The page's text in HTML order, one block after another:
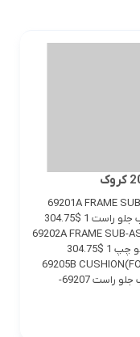
69201A FRAME
RH 69201-53010 قاب دستگیره از بیرون درب جلو راست 1 $304.75
69202A FRAME SUB-
69202-53010 قاب دستگیره از بیرون درب جلو چپ 1 $304.75
69205B
04014 2 $1.03 69207 دستگیره از داخل درب جلو راست 69207-